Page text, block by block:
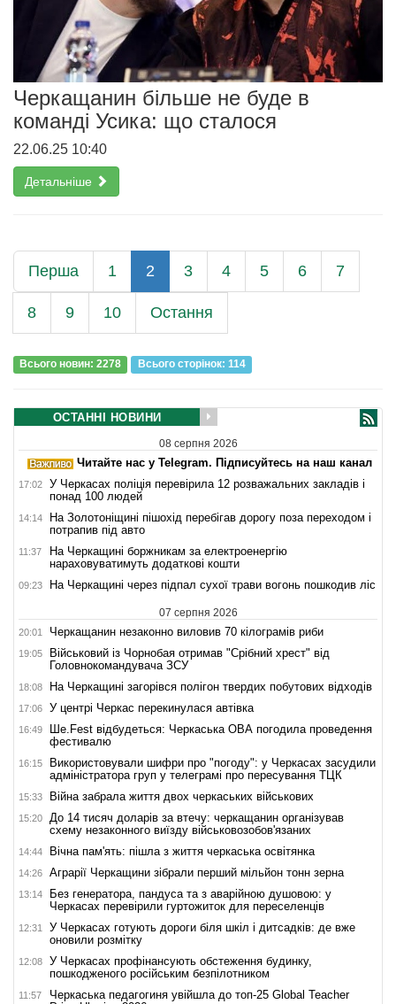
Черкащанин більше не буде в
команді Усика: що сталося
22.06.25 10:40
Детальніше
Перша 1 2 3 4 5 6 7
8 9 10 Остання
Всього новин: 2278 Всього сторiнок: 114
ОСТАННІ НОВИНИ
08 серпня 2026
Читайте нас у Telegram. Підписуйтесь на наш канал
17:02
У Черкасах поліція перевірила 12 розважальних закладів і
понад 100 людей
14:14
На Золотоніщині пішохід перебігав дорогу поза переходом і
потрапив під авто
11:37
На Черкащині боржникам за електроенергію
нараховуватимуть додаткові кошти
09:23 На Черкащині через підпал сухої трави вогонь пошкодив ліс
07 серпня 2026
20:01 Черкащанин незаконно виловив 70 кілограмів риби
19:05
Військовий із Чорнобая отримав "Срібний хрест" від
Головнокомандувача ЗСУ
18:08 На Черкащині загорівся полігон твердих побутових відходів
17:06 У центрі Черкас перекинулася автівка
16:49
Ше.Fest відбудеться: Черкаська ОВА погодила проведення
фестивалю
16:15
Використовували шифри про "погоду": у Черкасах засудили
адміністратора груп у телеграмі про пересування ТЦК
15:33 Війна забрала життя двох черкаських військових
15:20
До 14 тисяч доларів за втечу: черкащанин організував
схему незаконного виїзду військовозобов'язаних
14:44 Вічна пам'ять: пішла з життя черкаська освітянка
14:26 Аграрії Черкащини зібрали перший мільйон тонн зерна
13:14
Без генератора, пандуса та з аварійною душовою: у
Черкасах перевірили гуртожиток для переселенців
12:31
У Черкасах готують дороги біля шкіл і дитсадків: де вже
оновили розмітку
12:08
У Черкасах профінансують обстеження будинку,
пошкодженого російським безпілотником
11:57
Черкаська педагогиня увійшла до топ-25 Global Teacher